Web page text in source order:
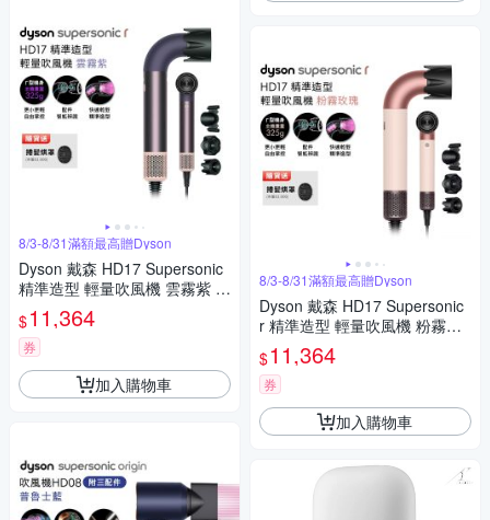
8/3-8/31滿額最高贈Dyson
Dyson 戴森 HD17 Supersonic
精準造型 輕量吹風機 雲霧紫 贈
烘罩
$11,364
券
加入購物車
8/3-8/31滿額最高贈Dyson
Dyson 戴森 HD17 Supersonic
r 精準造型 輕量吹風機 粉霧玫
瑰 贈烘罩
$11,364
券
加入購物車